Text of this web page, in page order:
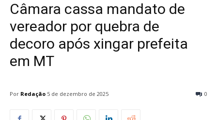
Câmara cassa mandato de
vereador por quebra de
decoro após xingar prefeita
em MT
Por Redação 0
5 de dezembro de 2025